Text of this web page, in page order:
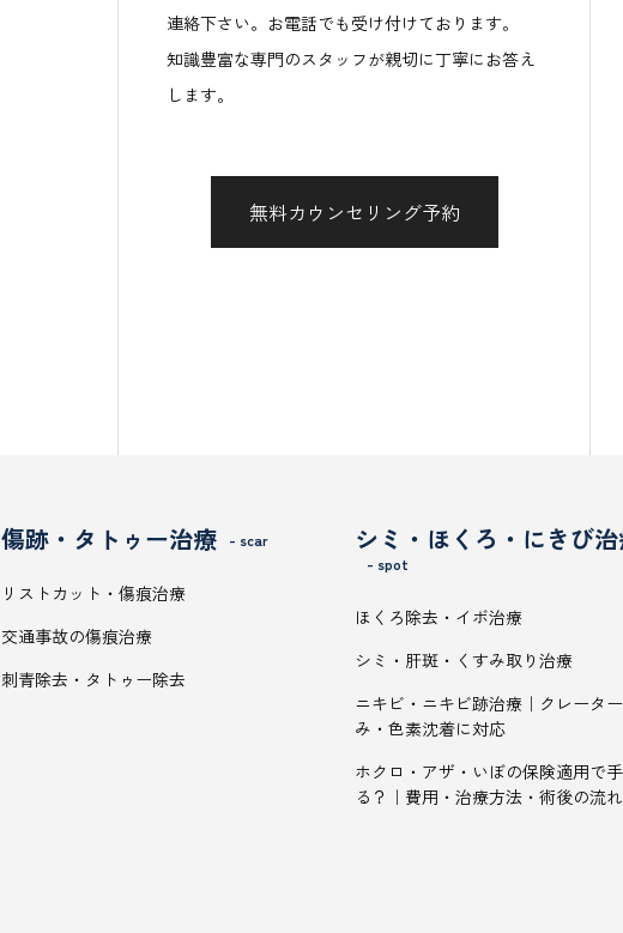
連絡下さい。お電話でも受け付けております。
知識豊富な専門のスタッフが親切に丁寧にお答え
します。
無料カウンセリング予約
傷跡・タトゥー治療 - scar
リストカット・傷痕治療
交通事故の傷痕治療
刺青除去・タトゥー除去
シミ・ほくろ・にきび
- spot
ほくろ除去・イボ治療
シミ・肝斑・くすみ取り治療
ニキビ・ニキビ跡治療｜クレータ
み・色素沈着に対応
ホクロ・アザ・いぼの保険適用で
る？｜費用・治療方法・術後の流